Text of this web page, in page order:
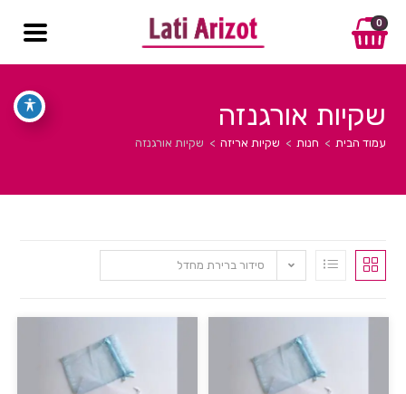
0
שקיות אורגנזה
עמוד הבית > חנות > שקיות אריזה > שקיות אורגנזה
סידור ברירת מחדל